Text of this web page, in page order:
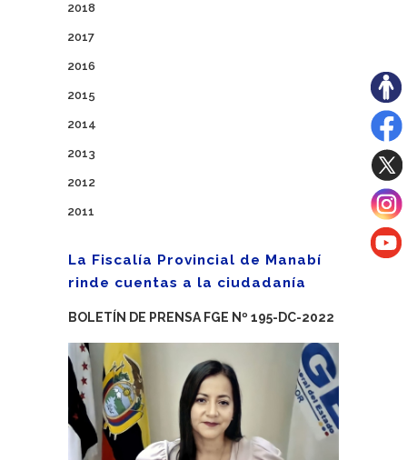
2018
2017
2016
2015
2014
2013
2012
2011
La Fiscalía Provincial de Manabí
rinde cuentas a la ciudadanía
BOLETÍN DE PRENSA FGE Nº 195-DC-2022